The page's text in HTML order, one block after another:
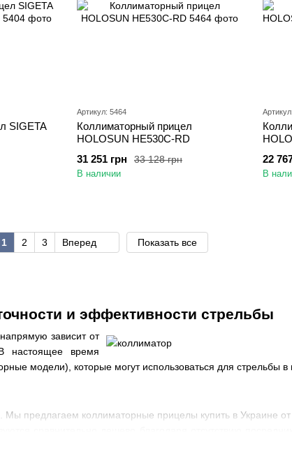
и эффективности стрельбы
зависит от
настоящее время
модели), которые могут использоваться для стрельбы
предлагаем коллиматорные прицелы купить в Украине
SIGETA
Артикул: 5464
Коллиматорный прицел
HOLOSUN HE530C-RD
33 128 грн
31 251 грн
В наличии
22
В
1 2 3 Вперед Показать все